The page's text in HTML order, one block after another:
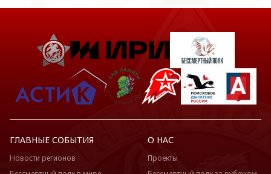
ГЛАВНЫЕ СОБЫТИЯ
Новости регионов
О НАС
Проекты